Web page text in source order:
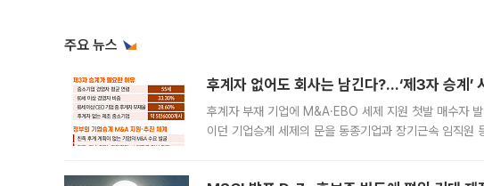
주요 뉴스
후계자 없어도 회사는 남긴다?…‘제3자 승계
후계자 부재 기업에 M&A·EBO 세제 지원 첫발 매수자
이던 기업승계 세제의 문을 동종기업과 장기근속 임직